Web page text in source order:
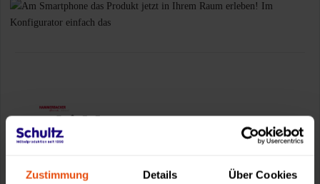
Zustimmung Details Über Cookies